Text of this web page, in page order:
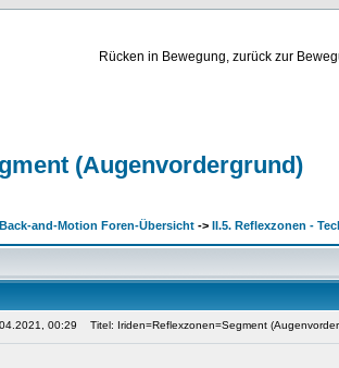
Rücken in Bewegung, zurück zur
(Augenvordergrund)
Back-and-Motion Foren-Übersicht -> II.5. Reflexzonen -
00:29 Titel: Iriden=Reflexzonen=Segment